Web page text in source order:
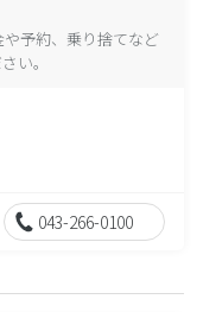
予約、乗り捨てなど
い。
043-266-0100